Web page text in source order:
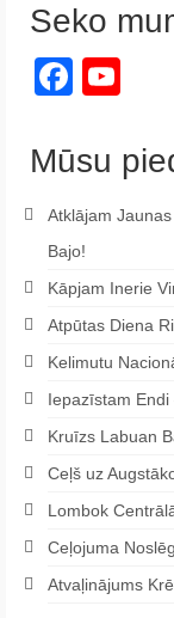
Seko
Mūsu
Atklājam
Bajo!
Kāpjam Inerie
Atpūtas Diena
Kelimutu
Iepazīstam
Kruīzs Labuan
Ceļš uz
Lombok
Ceļojuma
Atvaļinājums